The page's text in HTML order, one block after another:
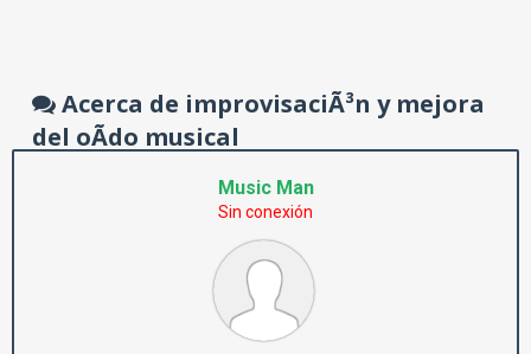
Acerca de improvisaciÃ³n y mejora
del oÃ­do musical
Music Man
Sin conexión